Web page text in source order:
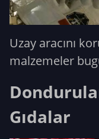
Uzay aracını
malzemeler
Gıdalar